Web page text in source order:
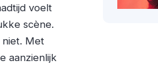
voelt
scène.
Met
aanzienlijk